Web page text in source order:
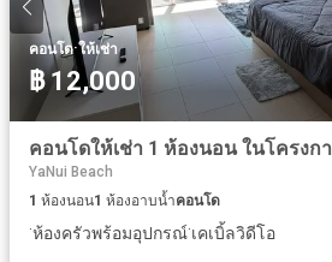
คอนโด·ให้เช่า
฿ 12,000
YaNui Beach
1 ห้องนอน1 ห้องอาบน้ำคอนโด
·ห้องครัวพร้อมอุปกรณ์·เคเบิ้ลวิดีโอ